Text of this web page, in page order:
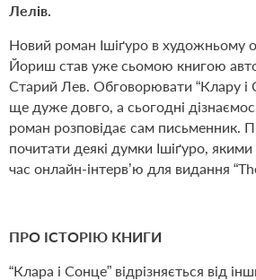
Лелів.
Новий роман Ішіґуро в художньому
Йориш став уже сьомою книгою
Старий Лев. Обговорювати “Клару і
ще дуже довго, а сьогодні
роман розповідає сам письменник.
почитати деякі думки Ішіґуро, якими
час онлайн-інтерв’ю для видання
ПРО ІСТОРІЮ КНИГИ
“Клара і Сонце” відрізняється від